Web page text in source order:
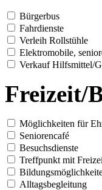
Bürgerbus
Fahrdienste
Verleih Rollstühle
Elektromobile,
Verkauf Hilfsmittel/
Freizeit/
Möglichkeiten für
Seniorencafé
Besuchsdienste
Treffpunkt mit
Alltagsbegleitung